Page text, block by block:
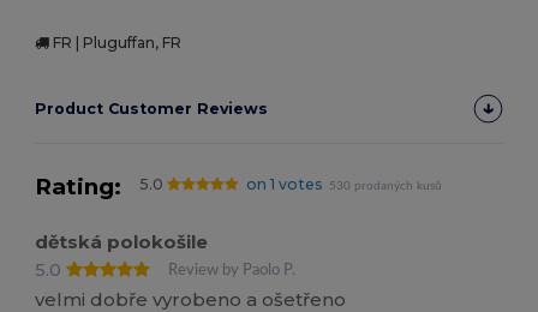
FR | Pluguffan, FR
Product Customer Reviews
Rating: 5.0 on 1 votes 530 prodaných kusů
dětská polokošile
5.0
Review by Paolo P.
velmi dobře vyrobeno a ošetřeno